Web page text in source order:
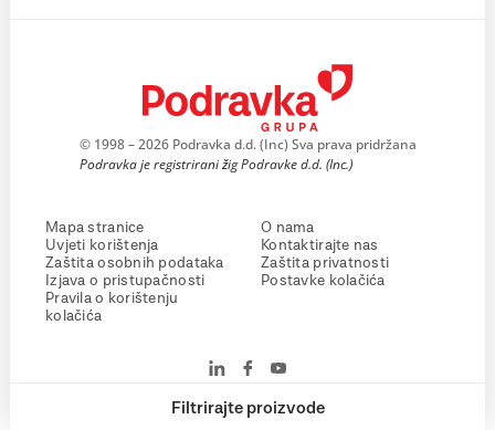
Filtrirajte proizvode
© 1998 – 2026 Podravka d.d. (Inc) Sva prava pridržana
Podravka je registrirani žig Podravke d.d. (Inc.)
Mapa stranice
Uvjeti korištenja
Zaštita osobnih podataka
Izjava o pristupačnosti
Pravila o korištenju
kolačića
O nama
Kontaktirajte nas
Zaštita privatnosti
Postavke kolačića